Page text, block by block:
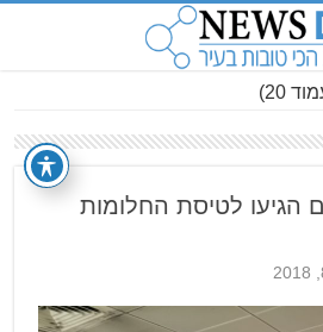
20)
הגיעו לטיסת החלומות